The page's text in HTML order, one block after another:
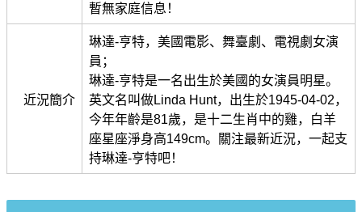
暫無家庭信息！
近況簡介
琳達-亨特，美國電影、舞臺劇、電視劇女演
員；
琳達-亨特是一名出生於美國的女演員明星。
英文名叫做Linda Hunt，出生於1945-04-02，
今年年齡是81歲，是十二生肖中的雞，白羊
座星座淨身高149cm。關注最新近況，一起支
持琳達-亨特吧！